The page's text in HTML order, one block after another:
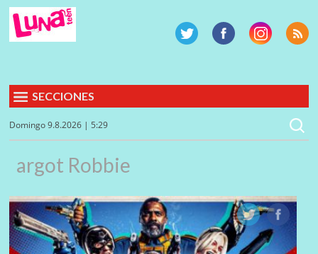
SECCIONES
Domingo 9.8.2026 | 5:29
argot Robbie